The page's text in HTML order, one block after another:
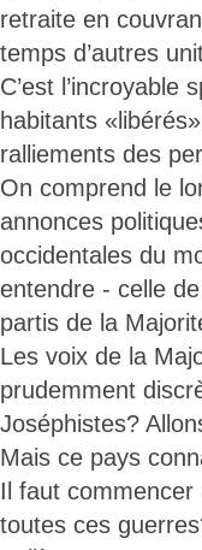
retraite en
temps d’autres
C’est l’incroyable
habitants
ralliements des
On comprend le
annonces
occidentales du
entendre - celle
partis de la
Les voix de la
prudemment
Joséphistes?
Mais ce pays
Il faut
toutes ces